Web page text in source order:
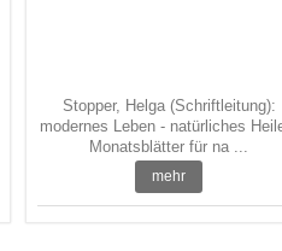
Stopper, Helga (Schriftleitung):
modernes Leben - natürliches
Monatsblätter für na ...
mehr